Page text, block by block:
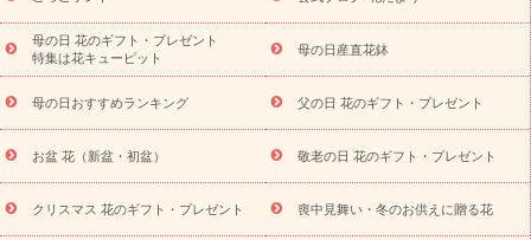
念日
結婚祝い 出産祝い 退院祝い・快気祝い
寿祝い
プチギフト ペットのお祝いフラワー
供え・お悔やみ商品一覧
お供え・お悔やみの花
四十九日法要以
降に贈る花
通夜・葬儀に贈る花
お供え お花とセットギフト
お供え プリザーブドフラワー
ペットのお供えフラワー
お盆（新
盆・初盆）
その他 お祝い返し お見舞い
お取り寄せギフト
ビジネス用
ご自宅用 観葉植物 ミディ胡蝶蘭
プリザーブ
母の日 花のギフト・プレゼント
特集は花キューピット
母の日産直花鉢
母の日おすすめランキング 父の日 花のギフト・プレゼント
お盆 花（新盆・初盆） 敬老の日 花のギフト・プレゼント
クリスマス 花のギフト・プレゼント 喪中見舞い・冬のお供えに贈る花